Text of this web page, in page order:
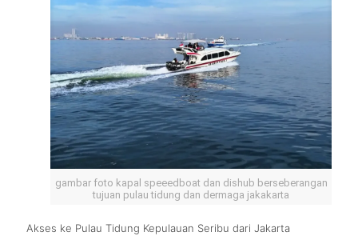
gambar foto kapal speeedboat dan dishub berseberangan
tujuan pulau tidung dan dermaga jakakarta
Akses ke Pulau Tidung Kepulauan Seribu dari Jakarta